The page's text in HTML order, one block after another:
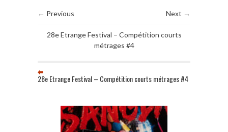
← Previous Next →
28e Etrange Festival – Compétition courts
métrages #4
28e Etrange Festival – Compétition courts métrages #4